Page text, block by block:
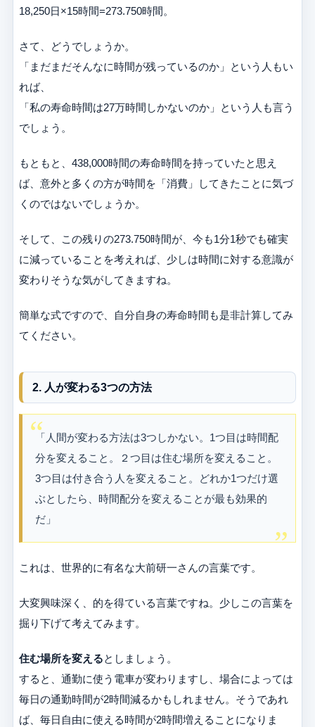
18,250日×15時間=273.750時間。
さて、どうでしょうか。
「まだまだそんなに時間が残っているのか」という人もい
れば、
「私の寿命時間は27万時間しかないのか」という人も言う
でしょう。
もともと、438,000時間の寿命時間を持っていたと思え
ば、意外と多くの方が時間を「消費」してきたことに気づ
くのではないでしょうか。
そして、この残りの273.750時間が、今も1分1秒でも確実
に減っていることを考えれば、少しは時間に対する意識が
変わりそうな気がしてきますね。
簡単な式ですので、自分自身の寿命時間も是非計算してみ
てください。
2. 人が変わる3つの方法
「人間が変わる方法は3つしかない。1つ目は時間配
分を変えること。２つ目は住む場所を変えること。
3つ目は付き合う人を変えること。どれか1つだけ選
ぶとしたら、時間配分を変えることが最も効果的
だ」
これは、世界的に有名な大前研一さんの言葉です。
大変興味深く、的を得ている言葉ですね。少しこの言葉を
掘り下げて考えてみます。
住む場所を変えるとしましょう。
すると、通勤に使う電車が変わりますし、場合によっては
毎日の通勤時間が2時間減るかもしれません。そうであれ
ば、毎日自由に使える時間が2時間増えることになりま